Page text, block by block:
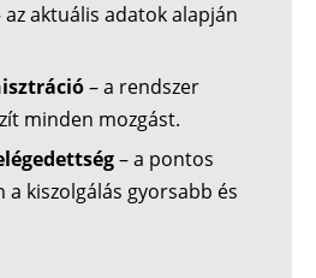
az aktuális adatok alapján
– a rendszer
minden mozgást.
– a pontos
a kiszolgálás gyorsabb és